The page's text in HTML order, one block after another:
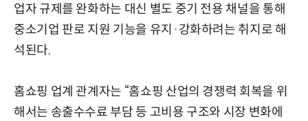
업자 규제를 완화하는 대신 별도 중기 전용 채널을 통해
중소기업 판로 지원 기능을 유지·강화하려는 취지로 해
석된다.
홈쇼핑 업계 관계자는 “홈쇼핑 산업의 경쟁력 회복을 위
해서는 송출수수료 부담 등 고비용 구조와 시장 변화에